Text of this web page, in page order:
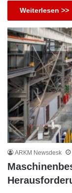
Weiterlesen >>
ARKM Newsdesk